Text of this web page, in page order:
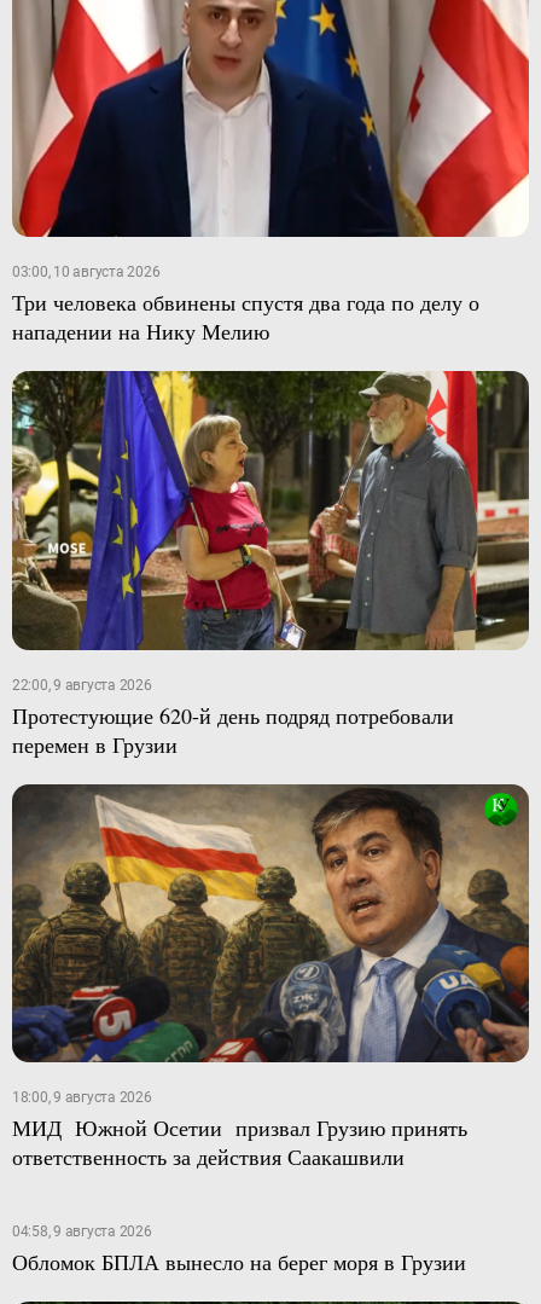
03:00, 10 августа 2026
Три человека обвинены спустя два года по делу о
нападении на Нику Мелию
22:00, 9 августа 2026
Протестующие 620-й день подряд потребовали
перемен в Грузии
18:00, 9 августа 2026
МИД Южной Осетии призвал Грузию принять
ответственность за действия Саакашвили
04:58, 9 августа 2026
Обломок БПЛА вынесло на берег моря в Грузии